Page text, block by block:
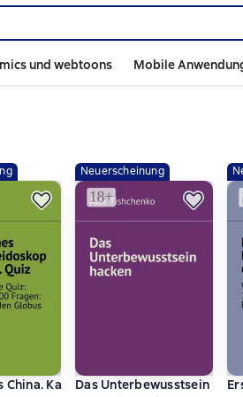
und webtoons Mobile
das dein Leben verwandelt
China. Kaleidoskop der Fragen. Quiz.
Neuerscheinung
Das Unterbewusstsein